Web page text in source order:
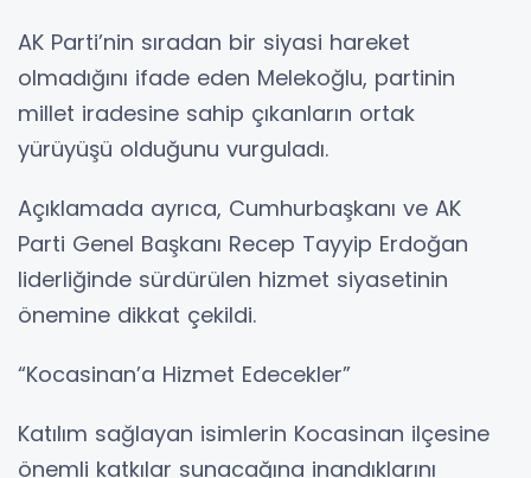
AK Parti’nin sıradan bir siyasi hareket
olmadığını ifade eden Melekoğlu, partinin
millet iradesine sahip çıkanların ortak
yürüyüşü olduğunu vurguladı.
Açıklamada ayrıca, Cumhurbaşkanı ve AK
Parti Genel Başkanı Recep Tayyip Erdoğan
liderliğinde sürdürülen hizmet siyasetinin
önemine dikkat çekildi.
“Kocasinan’a Hizmet Edecekler”
Katılım sağlayan isimlerin Kocasinan ilçesine
önemli katkılar sunacağına inandıklarını